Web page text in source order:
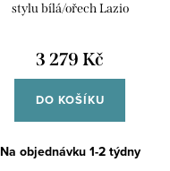
stylu bílá/ořech Lazio
3 279 Kč
DO KOŠÍKU
Na objednávku 1-2 týdny